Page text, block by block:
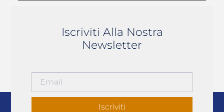
Iscriviti Alla Nostra
Newsletter
Iscriviti